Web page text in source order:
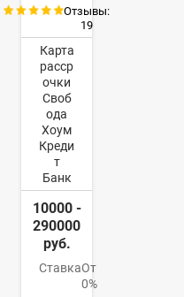
Отзывы:
19
Карта
расср
очки
Своб
ода
Хоум
Креди
т
Банк
10000 -
290000
руб.
СтавкаОт
0%